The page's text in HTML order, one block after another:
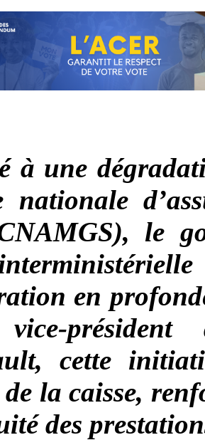
à une
nationale
le
en
président
cette
la caisse,
des